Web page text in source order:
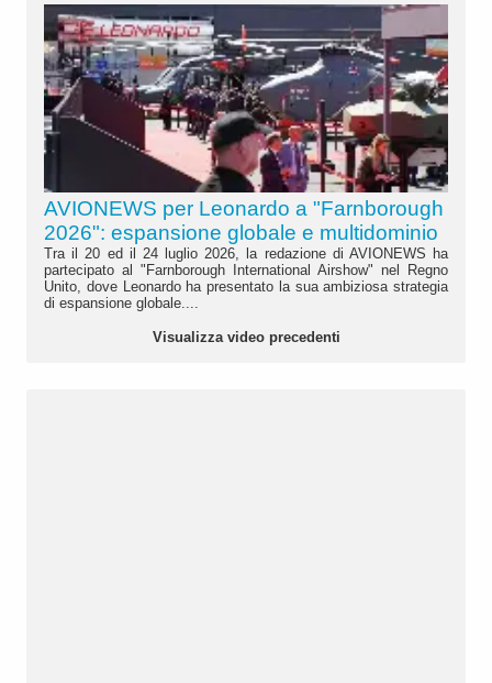
AVIONEWS per Leonardo a "Farnborough
2026": espansione globale e multidominio
Tra il 20 ed il 24 luglio 2026, la redazione di AVIONEWS ha
partecipato al "Farnborough International Airshow" nel Regno
Unito, dove Leonardo ha presentato la sua ambiziosa strategia
di espansione globale....
Visualizza video precedenti